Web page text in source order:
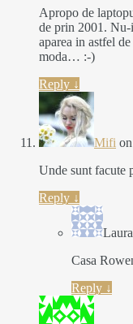
Apropo de
de prin 2001. Nu-
aparea in astfel
moda… :-)
Reply ↓
Mifi on
Unde sunt facute
Reply ↓
Laura
Casa
Reply ↓